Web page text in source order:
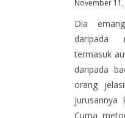
November 11,
Dia
daripada
termasuk
daripada
orang
Cuma